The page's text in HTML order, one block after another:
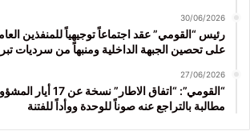
30/06/2026
رئيس “القومي” عقد اجتماعاً توجيهياً للمنفذين
على تحصين الجبهة الداخلية ومنبهاً من سرديات
27/06/2026
“القومي”: “اتفاق
مطالبة بالتراجع عنه صوناً للوحدة ووأداً للفتنة